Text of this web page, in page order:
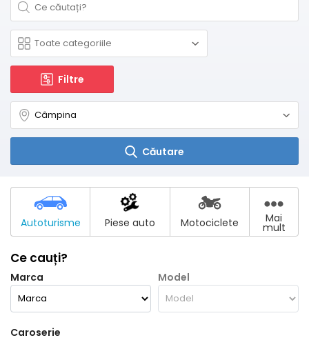
Filtre
Căutare
Autoturisme Piese auto Motociclete Mai
mult
Ce cauți?
Marca Model
Caroserie